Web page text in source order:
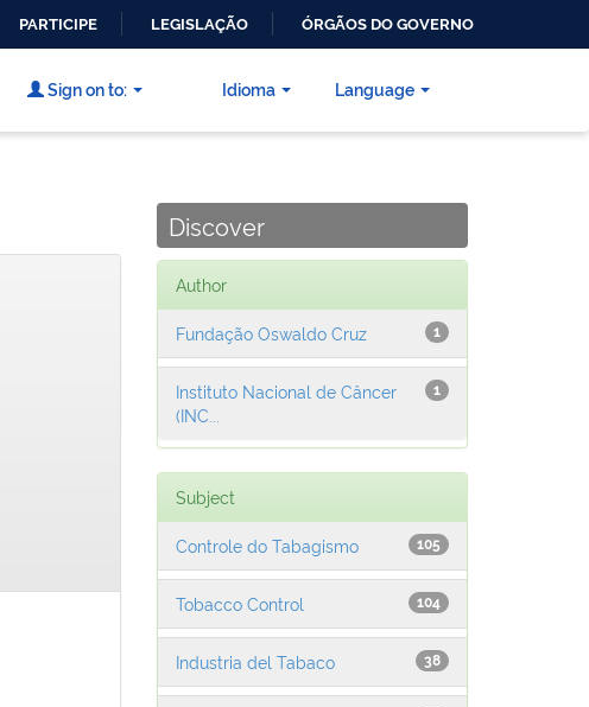
PARTICIPE LEGISLAÇÃO ÓRGÃOS DO GOVERNO
Language
Sign on to: Idioma
Discover
Author
1
Fundação Oswaldo Cruz
1
Instituto Nacional de Câncer
(INC...
Subject
105
Controle do Tabagismo
104
Tobacco Control
38
Industria del Tabaco